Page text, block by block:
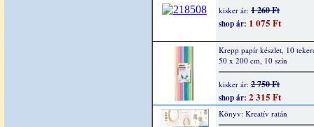
kisker ár: 1 260 Ft
shop ár: 1 075 Ft
Krepp papír készlet, 10
50 x 200 cm, 10 szín
kisker ár: 2 750 Ft
shop ár: 2 315 Ft
Könyv: Kreatív ratán